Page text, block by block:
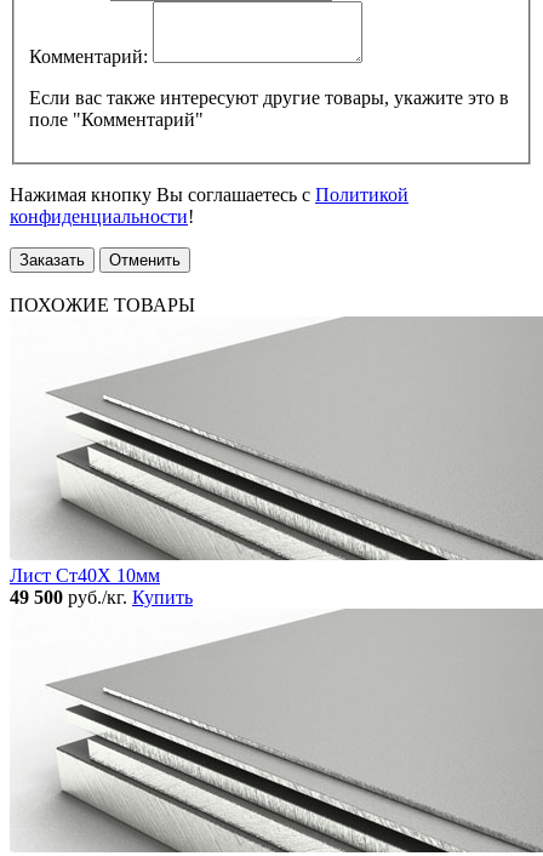
Комментарий:
Если вас также интересуют другие товары, укажите это в
поле "Комментарий"
Нажимая кнопку Вы соглашаетесь с Политикой
конфиденциальности!
Заказать Отменить
ПОХОЖИЕ ТОВАРЫ
Лист Ст40Х 10мм
49 500 руб./кг. Купить